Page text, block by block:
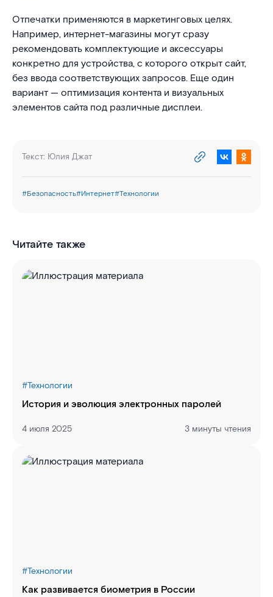
Отпечатки применяются в маркетинговых целях.
Например, интернет-магазины могут сразу
рекомендовать комплектующие и аксессуары
конкретно для устройства, с которого открыт сайт,
без ввода соответствующих запросов. Еще один
вариант — оптимизация контента и визуальных
элементов сайта под различные дисплеи.
Текст: Юлия Джат
#Безопасность#Интернет#Технологии
Читайте также
#Технологии
История и эволюция электронных паролей
4 июля 2025 3 минуты чтения
#Технологии
Как развивается биометрия в России